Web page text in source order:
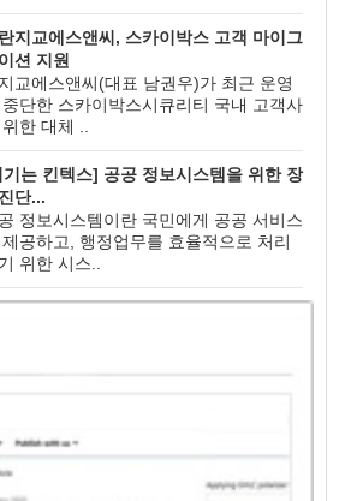
지교에스앤씨, 스카이박스 고객 마이그
션 지원
교에스앤씨(대표 남권우)가 최근 운영
중단한 스카이박스시큐리티 국내 고객사
한 대체 ..
는 킨텍스] 공공 정보시스템을 위한 장
단...
정보시스템이란 국민에게 공공 서비스
제공하고, 행정업무를 효율적으로 처리
위한 시스..